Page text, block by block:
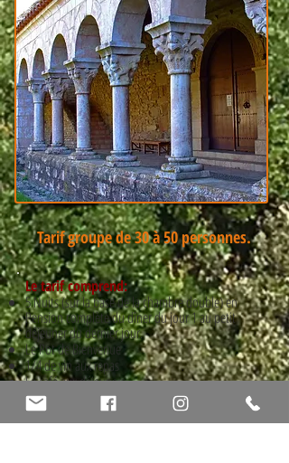
Tarif groupe de 30 à 50 personnes.
Le tarif comprend:
5 Nuits (sur la base de la chambre double)en
Pension complète du dîner du jour 1 au petit
déjeuner du dernier jour.
Le Pot de Bienvenue
1/4 de vin aux repas
Le café aux déjeuners.
Un accompagnateur local durant le séjour
Les visites et dégustations prévues au programme.